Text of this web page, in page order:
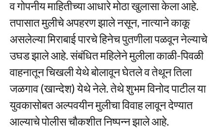
व गोपनीय माहितीच्या आधारे मोठा खुलासा केला आहे.
तपासात मुलीचे अपहरण झाले नसून, नात्याने काकू
असलेल्या मिराबाई पारचे हिनेच पुतणीला पळवून नेल्याचे
उघड झाले आहे. संबंधित महिलेने मुलीला काळी-पिवळी
वाहनातून चिखली येथे बोलावून घेतले व तेथून तिला
जळगाव (खान्देश) येथे नेले. तेथे शुभम विनोद पाटील या
युवकासोबत अल्पवयीन मुलीचा विवाह लावून देण्यात
आल्याचे पोलीस चौकशीत निष्पन्न झाले आहे.